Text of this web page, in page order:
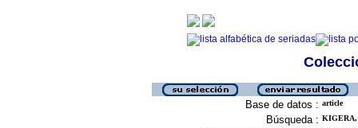
Base de datos : article
Búsqueda :